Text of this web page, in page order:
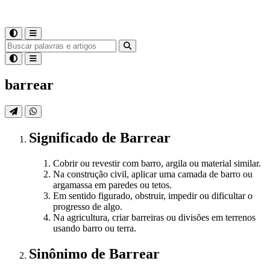
barrear
Significado de Barrear
Cobrir ou revestir com barro, argila ou material similar.
Na construção civil, aplicar uma camada de barro ou
argamassa em paredes ou tetos.
Em sentido figurado, obstruir, impedir ou dificultar o
progresso de algo.
Na agricultura, criar barreiras ou divisões em terrenos
usando barro ou terra.
Sinônimo de Barrear